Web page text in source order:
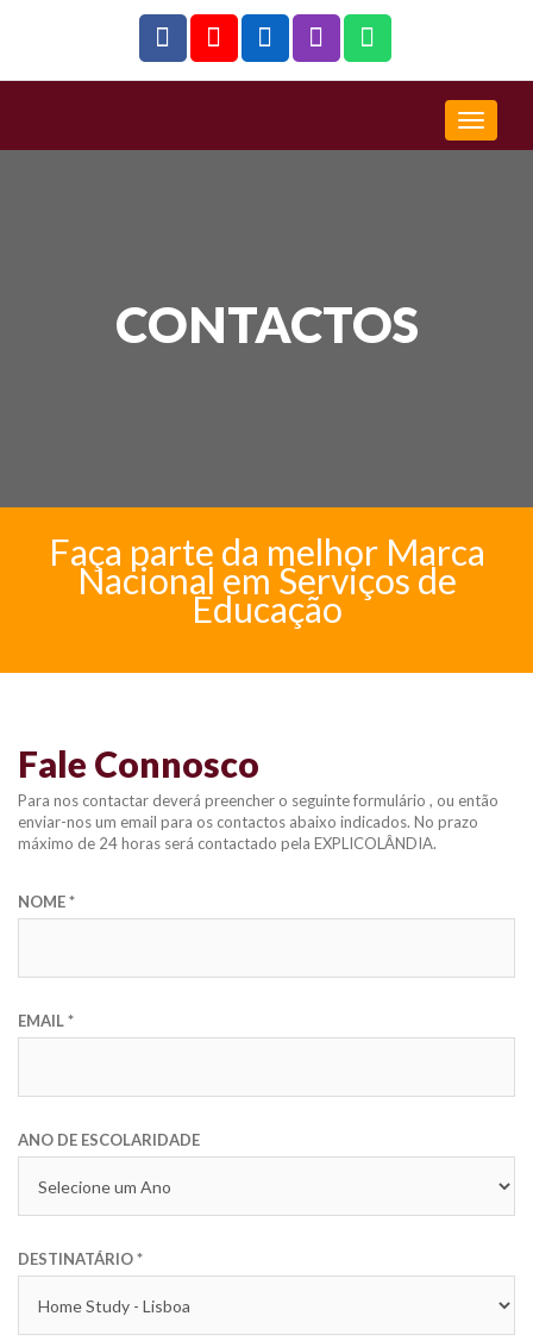
CONTACTOS
Faça parte da melhor Marca
Nacional em Serviços de
Educação
Fale Connosco
Para nos contactar deverá preencher o seguinte formulário , ou então
enviar-nos um email para os contactos abaixo indicados. No prazo
máximo de 24 horas será contactado pela EXPLICOLÂNDIA.
NOME*
EMAIL*
ANO DE ESCOLARIDADE
DESTINATÁRIO*